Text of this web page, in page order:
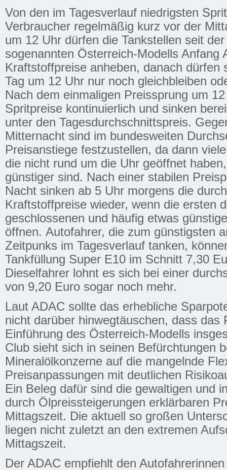
Von den im Tagesverlauf niedrigsten
Verbraucher regelmäßig kurz vor der
um 12 Uhr dürfen die Tankstellen seit
sogenannten Österreich-Modells Anfang
Kraftstoffpreise anheben, danach dürfen
Tag um 12 Uhr nur noch gleichbleiben
Nach dem einmaligen Preissprung um
Spritpreise kontinuierlich und sinken
unter den Tagesdurchschnittspreis.
Mitternacht sind im bundesweiten
Preisanstiege festzustellen, da dann
die nicht rund um die Uhr geöffnet
günstiger sind. Nach einer stabilen
Nacht sinken ab 5 Uhr morgens die
Kraftstoffpreise wieder, wenn die ersten
geschlossenen und häufig etwas
öffnen. Autofahrer, die zum günstigsten
Zeitpunks im Tagesverlauf tanken,
Tankfüllung Super E10 im Schnitt 7,30
Dieselfahrer lohnt es sich bei einer
von 9,20 Euro sogar noch mehr.
Laut ADAC sollte das erhebliche
nicht darüber hinwegtäuschen, dass das
Einführung des Österreich-Modells
Club sieht sich in seinen Befürchtungen
Mineralölkonzerne auf die mangelnde
Preisanpassungen mit deutlichen
Ein Beleg dafür sind die gewaltigen und
durch Ölpreissteigerungen erklärbaren
Mittagszeit. Die aktuell so großen
liegen nicht zuletzt an den extremen
Mittagszeit.
Der ADAC empfiehlt den